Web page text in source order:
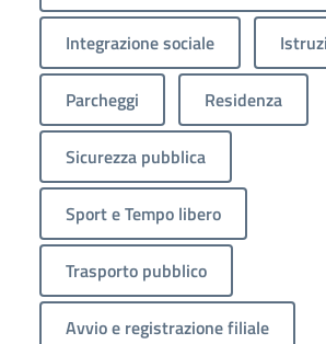
Integrazione sociale
Parcheggi Residenza
Sicurezza pubblica
Sport e Tempo libero
Trasporto pubblico
Avvio e registrazione filiale